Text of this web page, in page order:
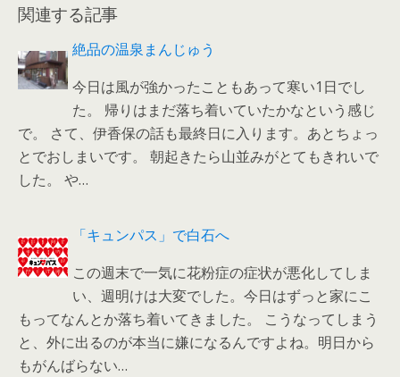
関連する記事
絶品の温泉まんじゅう
今日は風が強かったこともあって寒い1日でし
た。 帰りはまだ落ち着いていたかなという感じ
で。 さて、伊香保の話も最終日に入ります。あとちょっ
とでおしまいです。 朝起きたら山並みがとてもきれいで
した。 や…
「キュンパス」で白石へ
この週末で一気に花粉症の症状が悪化してしま
い、週明けは大変でした。今日はずっと家にこ
もってなんとか落ち着いてきました。 こうなってしまう
と、外に出るのが本当に嫌になるんですよね。明日から
もがんばらない…